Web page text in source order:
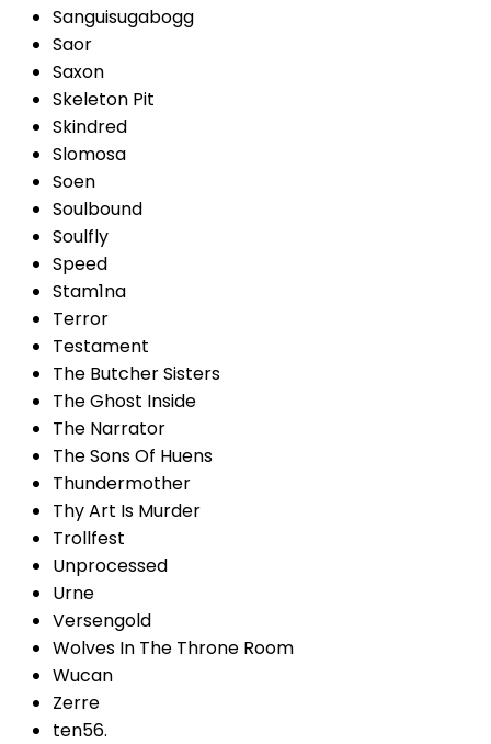
Sanguisugabogg
Saor
Saxon
Skeleton Pit
Skindred
Slomosa
Soen
Soulbound
Soulfly
Speed
Stam1na
Terror
Testament
The Butcher Sisters
The Ghost Inside
The Narrator
The Sons Of Huens
Thundermother
Thy Art Is Murder
Trollfest
Unprocessed
Urne
Versengold
Wolves In The Throne Room
Wucan
Zerre
ten56.